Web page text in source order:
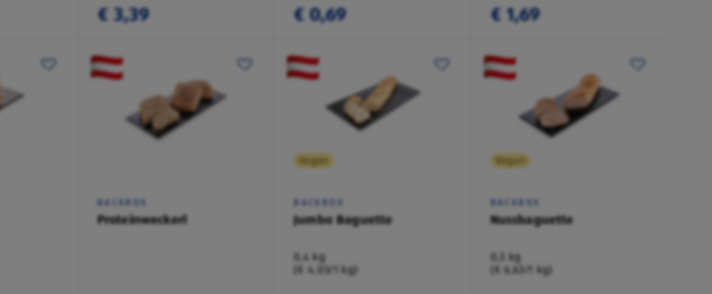
€ 3,39 € 0,69 € 1,69
BACKBOX
Proteinweckerl
Vegan
BACKBOX
Jumbo Baguette
0,4 kg
(€ 4,03/1 kg)
Vegan
BACKBOX
Nussbaguette
0,3 kg
(€ 6,63/1 kg)